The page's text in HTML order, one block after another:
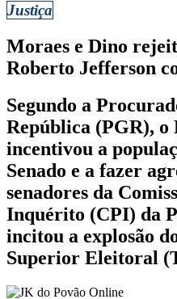
Justiça
Moraes e Dino
Roberto Jefferson
Segundo a
República (PGR), o
incentivou a
Senado e a fazer
senadores da
Inquérito (CPI) da
incitou a explosão
Superior Eleitoral